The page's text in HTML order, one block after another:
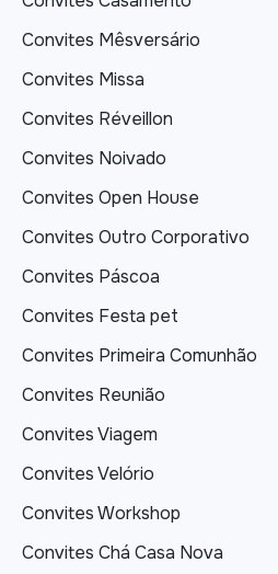
Convites Mêsversário
Convites Missa
Convites Réveillon
Convites Noivado
Convites Open House
Convites Outro Corporativo
Convites Páscoa
Convites Festa pet
Convites Primeira Comunhão
Convites Reunião
Convites Viagem
Convites Velório
Convites Workshop
Convites Chá Casa Nova